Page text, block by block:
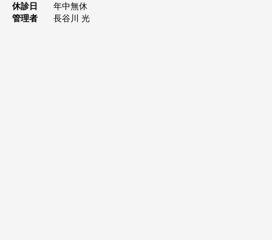
休診日
年中無休
管理者
長谷川 光